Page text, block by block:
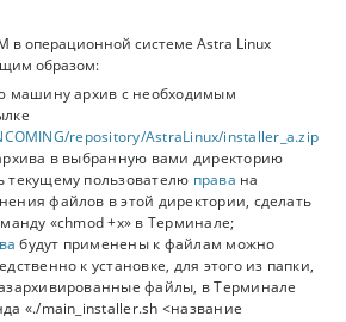
в операционной системе Astra Linux
образом:
машину архив с необходимым
repository/AstraLinux/installer_a.zip
в выбранную вами директорию
текущему пользователю права на
файлов в этой директории, сделать
«chmod +x» в Терминале;
будут применены к файлам можно
к установке, для этого из папки,
файлы, в Терминале
«./main_installer.sh <название